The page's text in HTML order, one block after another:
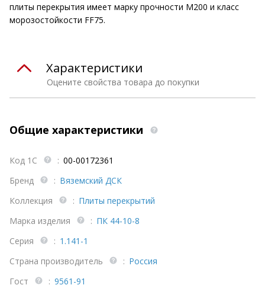
плиты перекрытия имеет марку прочности М200 и класс
морозостойкости FF75.
Оцените свойства товара до покупки
Характеристики
Общие характеристики
Код 1С : 00-00172361
Бренд
: Вяземский ДСК
Коллекция
: Плиты перекрытий
Марка изделия
: ПК 44-10-8
Серия
: 1.141-1
Страна производитель
: Россия
Гост
: 9561-91